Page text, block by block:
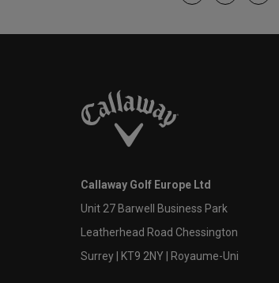
Callaway Golf Europe Ltd
Unit 27 Barwell Business Park
Leatherhead Road Chessington
Surrey | KT9 2NY | Royaume-Uni